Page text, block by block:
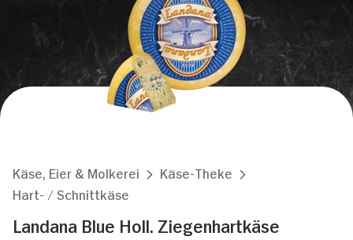
Käse, Eier & Molkerei
Käse-Theke
Hart- / Schnittkäse
Landana Blue Holl. Ziegenhartkäse